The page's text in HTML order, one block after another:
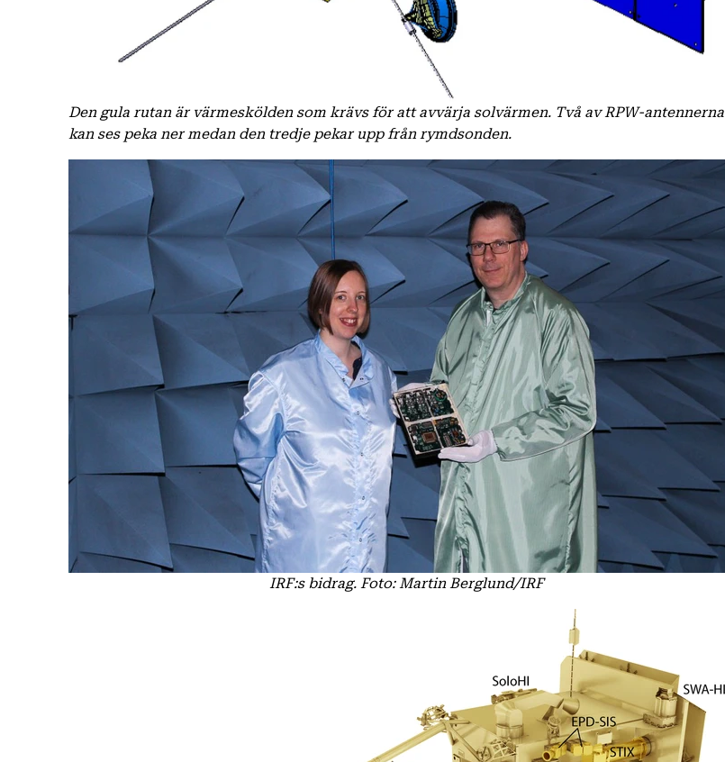
Den gula rutan är värmeskölden som krävs för att avvärja solvärmen. Två av RPW-antennerna
kan ses peka ner medan den tredje pekar upp från rymdsonden.
IRF:s bidrag. Foto: Martin Berglund/IRF